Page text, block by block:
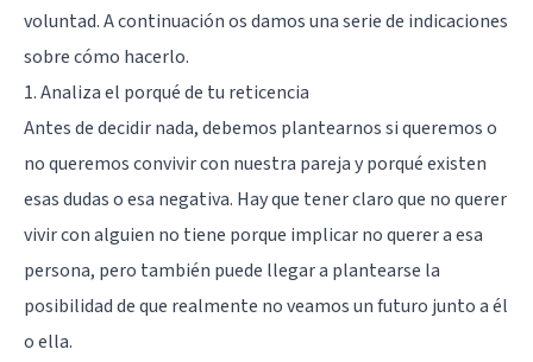
voluntad. A continuación os damos una serie de indicaciones
sobre cómo hacerlo.
1. Analiza el porqué de tu reticencia
Antes de decidir nada, debemos plantearnos si queremos o
no queremos convivir con nuestra pareja y porqué existen
esas dudas o esa negativa. Hay que tener claro que no querer
vivir con alguien no tiene porque implicar no querer a esa
persona, pero también puede llegar a plantearse la
posibilidad de que realmente no veamos un futuro junto a él
o ella.